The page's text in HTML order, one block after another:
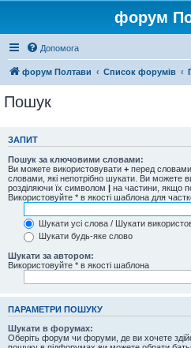
форум
Допомога
форум Полтави Список форумів
Пошук
ЗАПИТ
Пошук за ключовими словами:
Ви можете використовувати + перед
словами, які непотрібно шукати. Ви можете
розділяючи їх символом | на частини, якщо
Використовуйте * в якості шаблона для
Шукати усі слова / Шукати
Шукати будь-яке слово
Шукати за автором:
Використовуйте * в якості шаблона
ПАРАМЕТРИ ПОШУКУ
Шукати в форумах:
Оберіть форум чи форуми, де ви хочете